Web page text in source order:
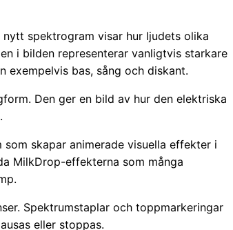
nytt spektrogram visar hur ljudets olika
i bilden representerar vanligtvis starkare
exempelvis bas, sång och diskant.
Den ger en bild av hur den elektriska
skapar animerade visuella effekter i
MilkDrop-effekterna som många
Spektrumstaplar och toppmarkeringar
eller stoppas.